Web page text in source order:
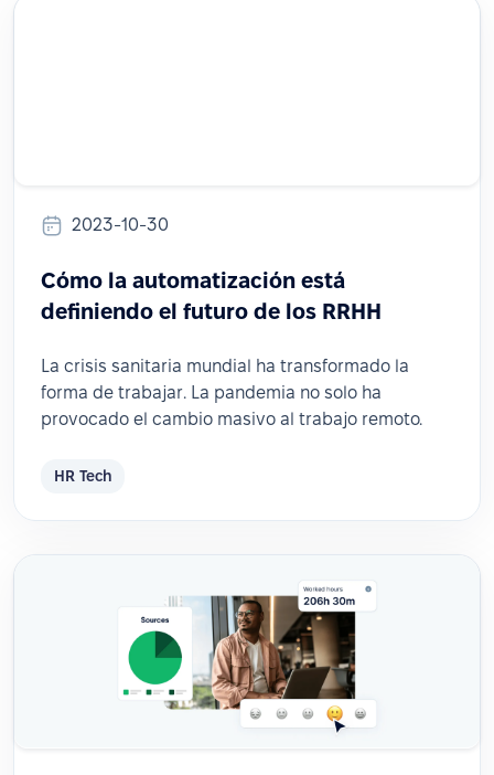
2023-10-30
Cómo la automatización está
definiendo el futuro de los RRHH
La crisis sanitaria mundial ha transformado la
forma de trabajar. La pandemia no solo ha
provocado el cambio masivo al trabajo remoto.
HR Tech